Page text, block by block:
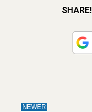
SHARE!
NEWER